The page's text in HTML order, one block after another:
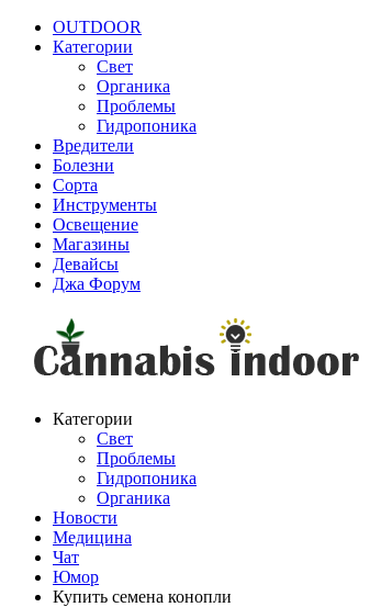
OUTDOOR
Категории
Свет
Органика
Проблемы
Гидропоника
Вредители
Болезни
Сорта
Инструменты
Освещение
Магазины
Девайсы
Джа Форум
Категории
Свет
Проблемы
Гидропоника
Органика
Новости
Медицина
Чат
Юмор
Купить семена конопли